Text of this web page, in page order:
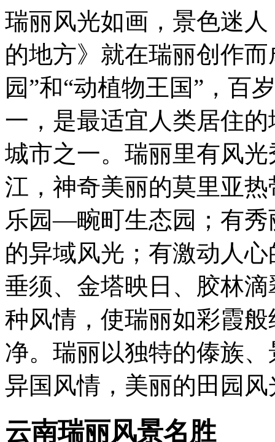
瑞丽风光如画，景色迷
的地方》就在瑞丽创作
园”和“动植物王国”，百
一，是最适宜人类居住
城市之一。瑞丽里有风
江，神奇美丽的莫里亚
乐园—畹町生态园；有秀
的异域风光；有激动人
垂须、金塔映日、胶林
种风情，使瑞丽如彩霞
净。瑞丽以独特的傣族
异国风情，美丽的田园
云南瑞丽风景名胜